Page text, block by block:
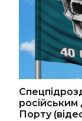
російським
Порту